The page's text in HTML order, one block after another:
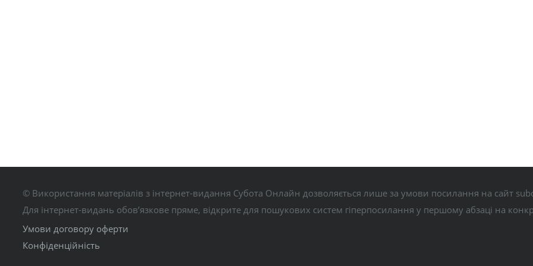
© Використання матеріалів з інтернет-видання Субота Онлайн дозволяється лише за умови посилання на сайт
Для інтернет-видань обов’язкове пряме, відкрите для пошукових систем гіперпосилання у першому абзаці на
Умови договору оферти
Конфіденційність